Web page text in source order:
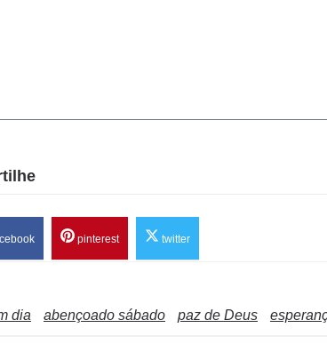
pinterest twitter
dia abençoado sábado paz de Deus